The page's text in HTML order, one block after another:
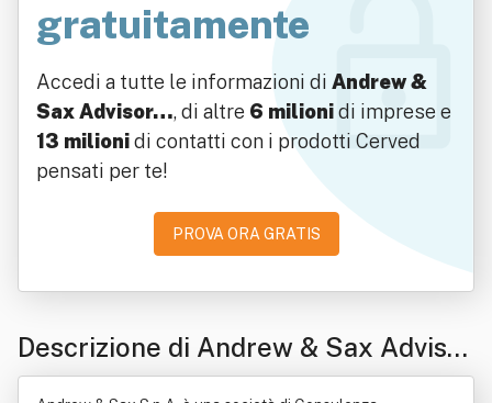
gratuitamente
Accedi a tutte le informazioni di Andrew &
Sax Advisor…, di altre 6 milionidi imprese e
13 milionidi contatti con i prodotti Cerved
pensati per te!
PROVA ORA GRATIS
Descrizione di Andrew & Sax Advisor
Spa